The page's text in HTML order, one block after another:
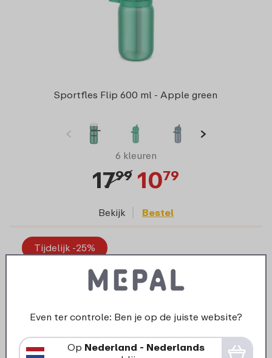
Sportfles Flip 600 ml - Apple green
6 kleuren
1799 1079
Bekijk Bestel
Tijdelijk -25%
Even ter controle: Ben je op de juiste website?
Op Nederland - Nederlands